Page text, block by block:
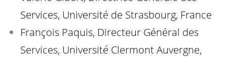
Services, Université de Strasbourg, France
François Paquis, Directeur Général des
Services, Université Clermont Auvergne,